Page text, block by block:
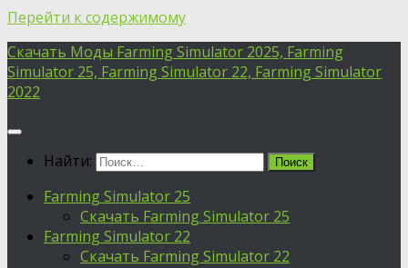
Перейти к содержимому
Скачать Моды Farming Simulator 2025, Farming
Simulator 25, Farming Simulator 22, Farming Simulator
2022
Найти:
Farming Simulator 25
Скачать Farming Simulator 25
Farming Simulator 22
Скачать Farming Simulator 22